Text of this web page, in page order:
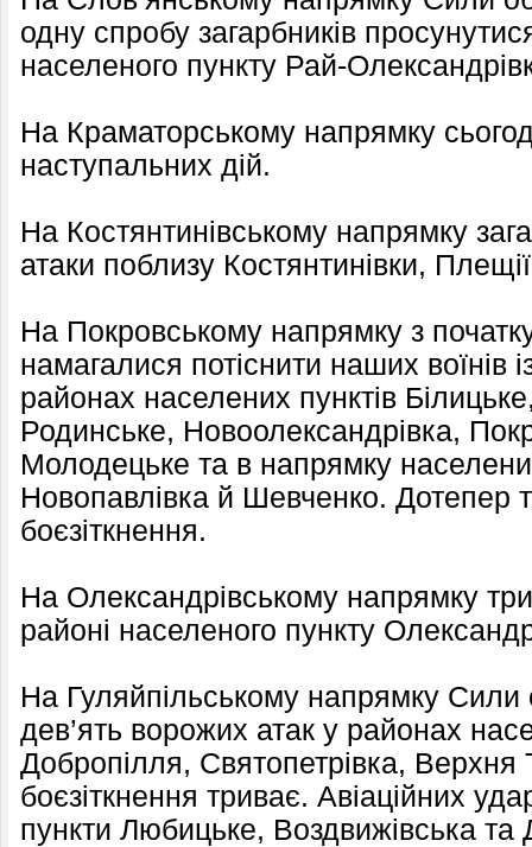
одну спробу загарбників
населеного пункту Рай-
На Краматорському напрямку
наступальних дій.
На Костянтинівському напрямку
атаки поблизу Костянтинівки,
На Покровському напрямку з
намагалися потіснити наших воїнів
районах населених пунктів
Родинське, Новоолександрівка,
Молодецьке та в напрямку
Новопавлівка й Шевченко. Дотепер
боєзіткнення.
На Олександрівському напрямку
районі населеного пункту
На Гуляйпільському напрямку Сили
дев’ять ворожих атак у районах
Добропілля, Святопетрівка,
боєзіткнення триває. Авіаційних
пункти Любицьке, Воздвижівська та